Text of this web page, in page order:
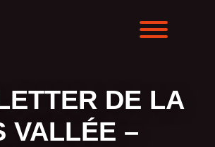
DE LA
VALLÉE –